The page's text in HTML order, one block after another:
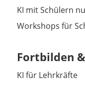
KI mit Schülern
Workshops für
Fortbilden
KI für Lehrkräfte